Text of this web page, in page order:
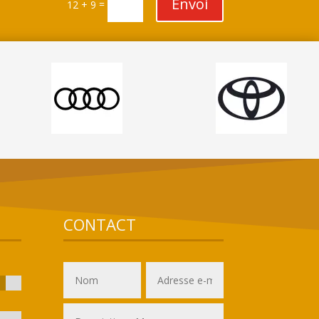
12 + 9 =
CONTACT